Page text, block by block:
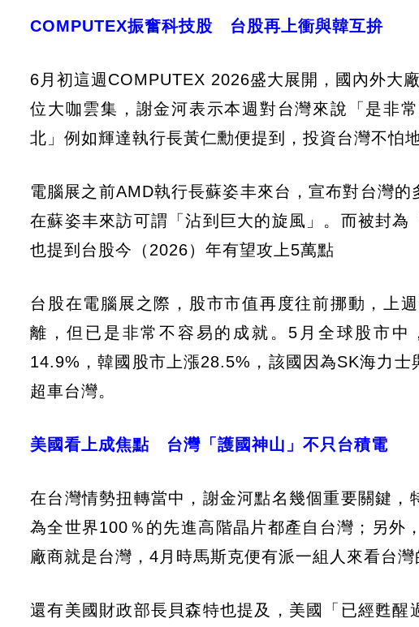
COMPUTEX振奮科技股 台股再上衝與韓互拚
6月初這週COMPUTEX 2026盛大展開，國內外大
位大咖雲集，謝金河表示本週對台灣來說「是非
北」例如輝達執行長黃仁勳便提到，投資台灣不怕
電腦展之前AMD執行長蘇姿丰來台，宣布對台灣
在蘇姿丰來訪可謂「沾到巨大的旋風」。而被封為
也提到台股今（2026）年有望攻上5萬點
台股在電腦展之際，股市市值再度往前挪動，上
離，但已是非常不容易的成就。5月全球股市
14.9%，韓國股市上漲28.5%，該國因為SK海力
超車台灣。
美國看上成焦點 台灣「護國神山」不只台積電
在台灣情勢扭轉當中，謝金河點名幾個重要關鍵
為全世界100％的先進高階晶片都產自台灣；另外
廠商就是台灣，4月時馬斯克便有派一組人來看台灣
還有美國財政部長貝森特也提及，美國「已經甦